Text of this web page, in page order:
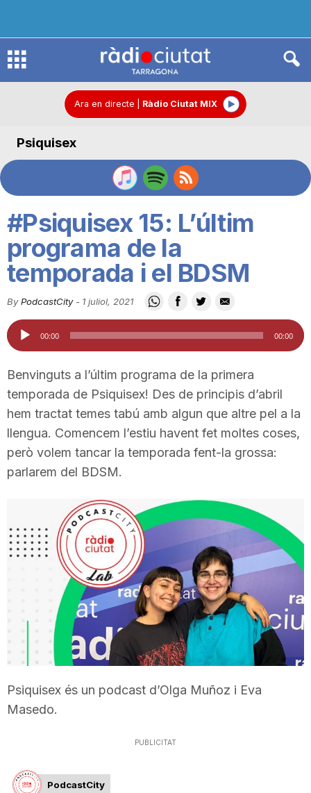
R
d
C
u
t
a
d
r
Ara en directe Ràdio Ciutat MIX
Psiquisex
#Psiquisex 15: L’últim
programa de la
temporada i el BDSM
By PodcastCity- 1 juliol, 2021
Reproductor
d'àudio
00:00 00:00
Benvinguts a l’últim programa de la primera
temporada de Psiquisex! Des de principis d’abril
hem tractat temes tabú amb algun que altre pel a la
llengua. Comencem l’estiu havent fet moltes coses,
però volem tancar la temporada fent-la grossa:
parlarem del BDSM.
Psiquisex és un podcast d’Olga Muñoz i Eva
Masedo.
PUBLICITAT
PodcastCity